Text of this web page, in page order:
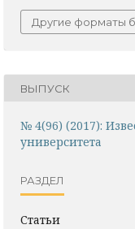
Другие форматы
ВЫПУСК
№ 4(96) (2017):
университета
РАЗДЕЛ
Статьи